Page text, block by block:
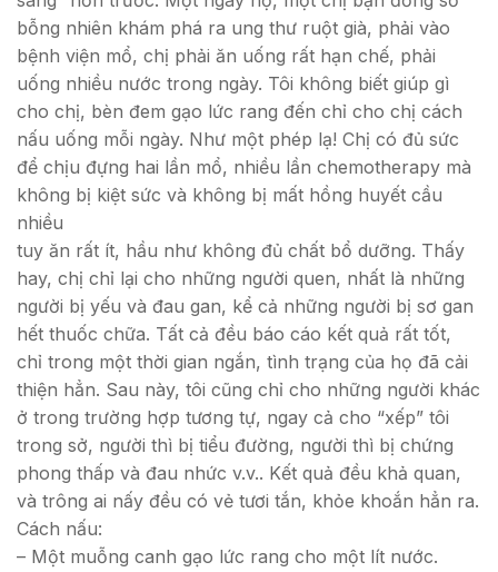
bỗng nhiên khám phá ra ung thư ruột già, phải vào
bệnh viện mổ, chị phải ăn uống rất hạn chế, phải
uống nhiều nước trong ngày. Tôi không biết giúp gì
cho chị, bèn đem gạo lức rang đến chỉ cho chị cách
nấu uống mỗi ngày. Như một phép lạ! Chị có đủ sức
để chịu đựng hai lần mổ, nhiều lần chemotherapy mà
không bị kiệt sức và không bị mất hồng huyết cầu
nhiều
tuy ăn rất ít, hầu như không đủ chất bổ dưỡng. Thấy
hay, chị chỉ lại cho những người quen, nhất là những
người bị yếu và đau gan, kể cả những người bị sơ gan
hết thuốc chữa. Tất cả đều báo cáo kết quả rất tốt,
chỉ trong một thời gian ngắn, tình trạng của họ đã cải
thiện hẳn. Sau này, tôi cũng chỉ cho những người khác
ở trong trường hợp tương tự, ngay cả cho “xếp” tôi
trong sở, người thì bị tiểu đường, người thì bị chứng
phong thấp và đau nhức v.v.. Kết quả đều khả quan,
và trông ai nấy đều có vẻ tươi tắn, khỏe khoắn hẳn ra.
Cách nấu:
– Một muỗng canh gạo lức rang cho một lít nước.